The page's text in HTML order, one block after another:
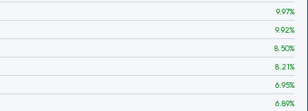
9.97%
9.92%
8.50%
8.21%
6.95%
6.89%